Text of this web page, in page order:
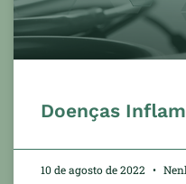
Doenças
10 de agosto de 2022